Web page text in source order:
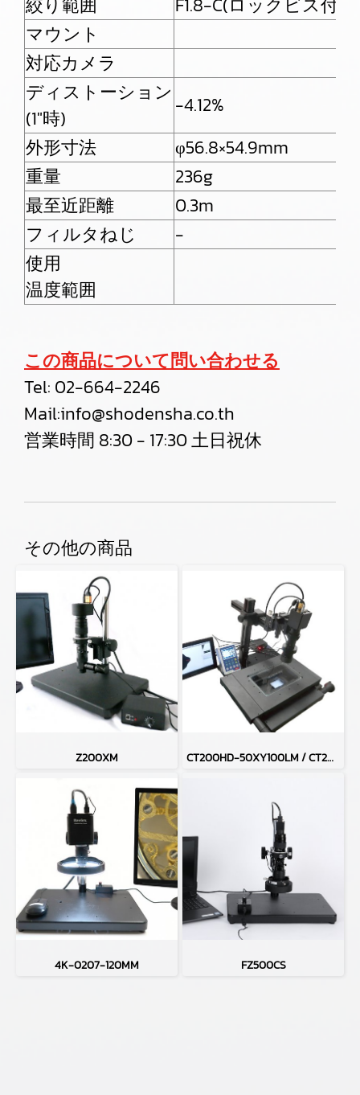
マウント
対応カメラ
ディストーション
(1″時)
-4.12%
外形寸法
φ56.8×54.9mm
重量
236g
最至近距離
0.3m
フィルタねじ
-
使用
温度範囲
この商品について問い合わせる
Tel: 02-664-2246
Mail:info@shodensha.co.th
営業時間 8:30 - 17:30 土日祝休
その他の商品
Z200XM CT200HD-50XY100LM / CT200HD-H50XY100LM
4K-0207-120MM FZ500CS